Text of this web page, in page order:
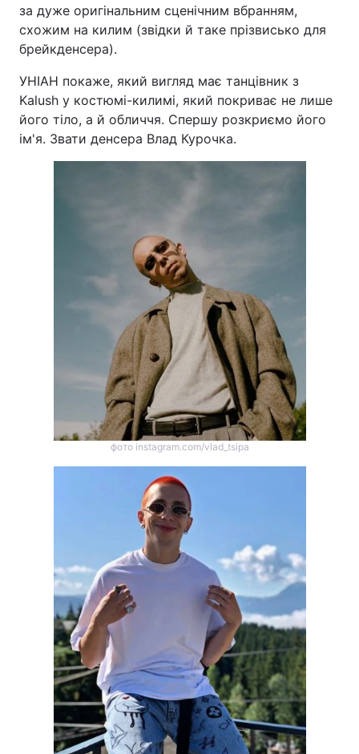
за дуже оригінальним сценічним вбранням,
схожим на килим (звідки й таке прізвисько для
брейкденсера).
УНІАН покаже, який вигляд має танцівник з
Kalush у костюмі-килимі, який покриває не лише
його тіло, а й обличчя. Спершу розкриємо його
ім'я. Звати денсера Влад Курочка.
фото instagram.com/vlad_tsipa